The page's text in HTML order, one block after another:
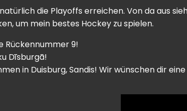
die Playoffs erreichen. Von da aus
um mein bestes Hockey zu spielen.
Rückennummer 9!
Dīsburgā!
in Duisburg, Sandis! Wir wünschen dir